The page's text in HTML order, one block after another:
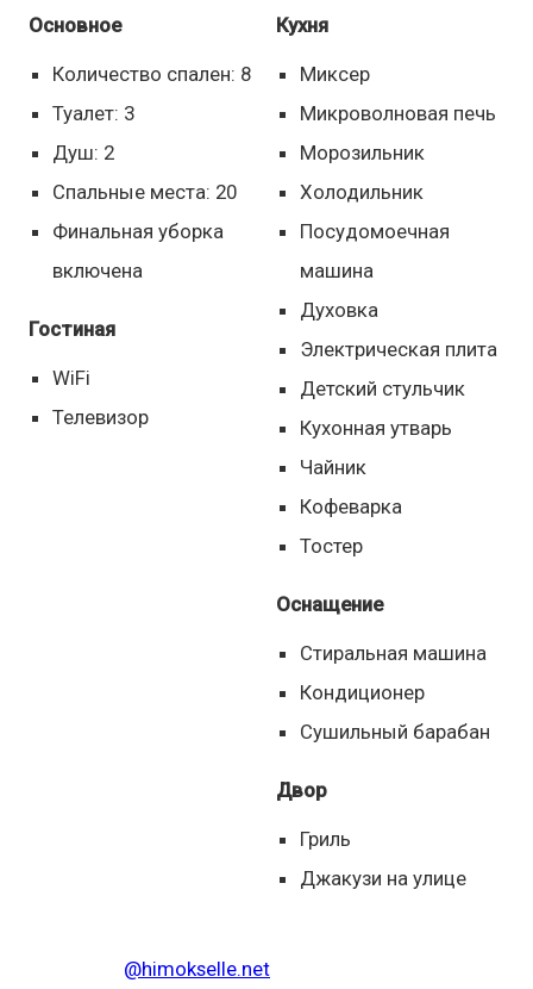
Основное
Количество спален: 8
Туалет: 3
Душ: 2
Спальные места: 20
Финальная уборка
включена
Гостиная
WiFi
Телевизор
Кухня
Миксер
Микроволновая печь
Морозильник
Холодильник
Посудомоечная
машина
Духовка
Электрическая плита
Детский стульчик
Кухонная утварь
Чайник
Кофеварка
Тостер
Оснащение
Стиральная машина
Кондиционер
Сушильный барабан
Двор
Гриль
Джакузи на улице
@himokselle.net